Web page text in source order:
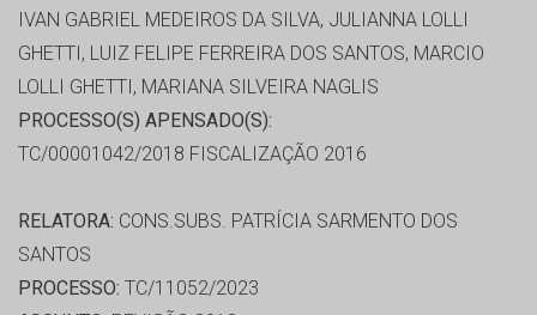
IVAN GABRIEL MEDEIROS DA SILVA, JULIANNA LOLLI
GHETTI, LUIZ FELIPE FERREIRA DOS SANTOS, MARCIO
LOLLI GHETTI, MARIANA SILVEIRA NAGLIS
PROCESSO(S) APENSADO(S):
TC/00001042/2018 FISCALIZAÇÃO 2016
RELATORA: CONS.SUBS. PATRÍCIA SARMENTO DOS
SANTOS
PROCESSO: TC/11052/2023